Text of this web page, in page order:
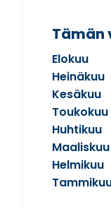
Tämän
Elokuu
Heinäkuu
Kesäkuu
Toukokuu
Huhtikuu
Maaliskuu
Helmikuu